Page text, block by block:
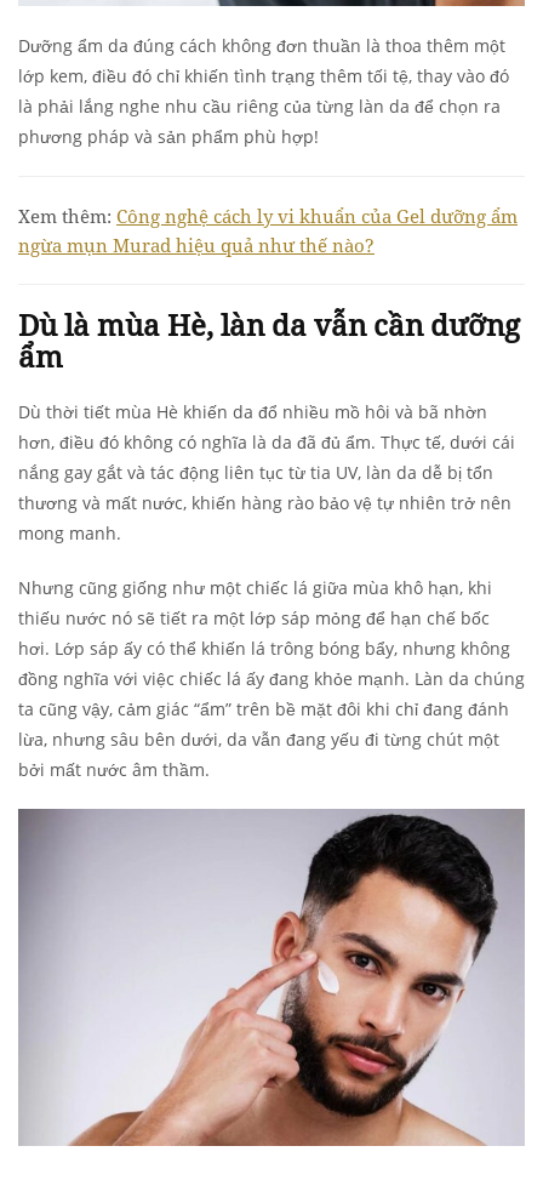
Dưỡng ẩm da đúng cách không đơn thuần là thoa thêm một
lớp kem, điều đó chỉ khiến tình trạng thêm tối tệ, thay vào đó
là phải lắng nghe nhu cầu riêng của từng làn da để chọn ra
phương pháp và sản phẩm phù hợp!
Xem thêm: Công nghệ cách ly vi khuẩn của Gel dưỡng ẩm
ngừa mụn Murad hiệu quả như thế nào?
Dù là mùa Hè, làn da vẫn cần dưỡng
ẩm
Dù thời tiết mùa Hè khiến da đổ nhiều mồ hôi và bã nhờn
hơn, điều đó không có nghĩa là da đã đủ ẩm. Thực tế, dưới cái
nắng gay gắt và tác động liên tục từ tia UV, làn da dễ bị tổn
thương và mất nước, khiến hàng rào bảo vệ tự nhiên trở nên
mong manh.
Nhưng cũng giống như một chiếc lá giữa mùa khô hạn, khi
thiếu nước nó sẽ tiết ra một lớp sáp mỏng để hạn chế bốc
hơi. Lớp sáp ấy có thể khiến lá trông bóng bẩy, nhưng không
đồng nghĩa với việc chiếc lá ấy đang khỏe mạnh. Làn da chúng
ta cũng vậy, cảm giác “ẩm” trên bề mặt đôi khi chỉ đang đánh
lừa, nhưng sâu bên dưới, da vẫn đang yếu đi từng chút một
bởi mất nước âm thầm.